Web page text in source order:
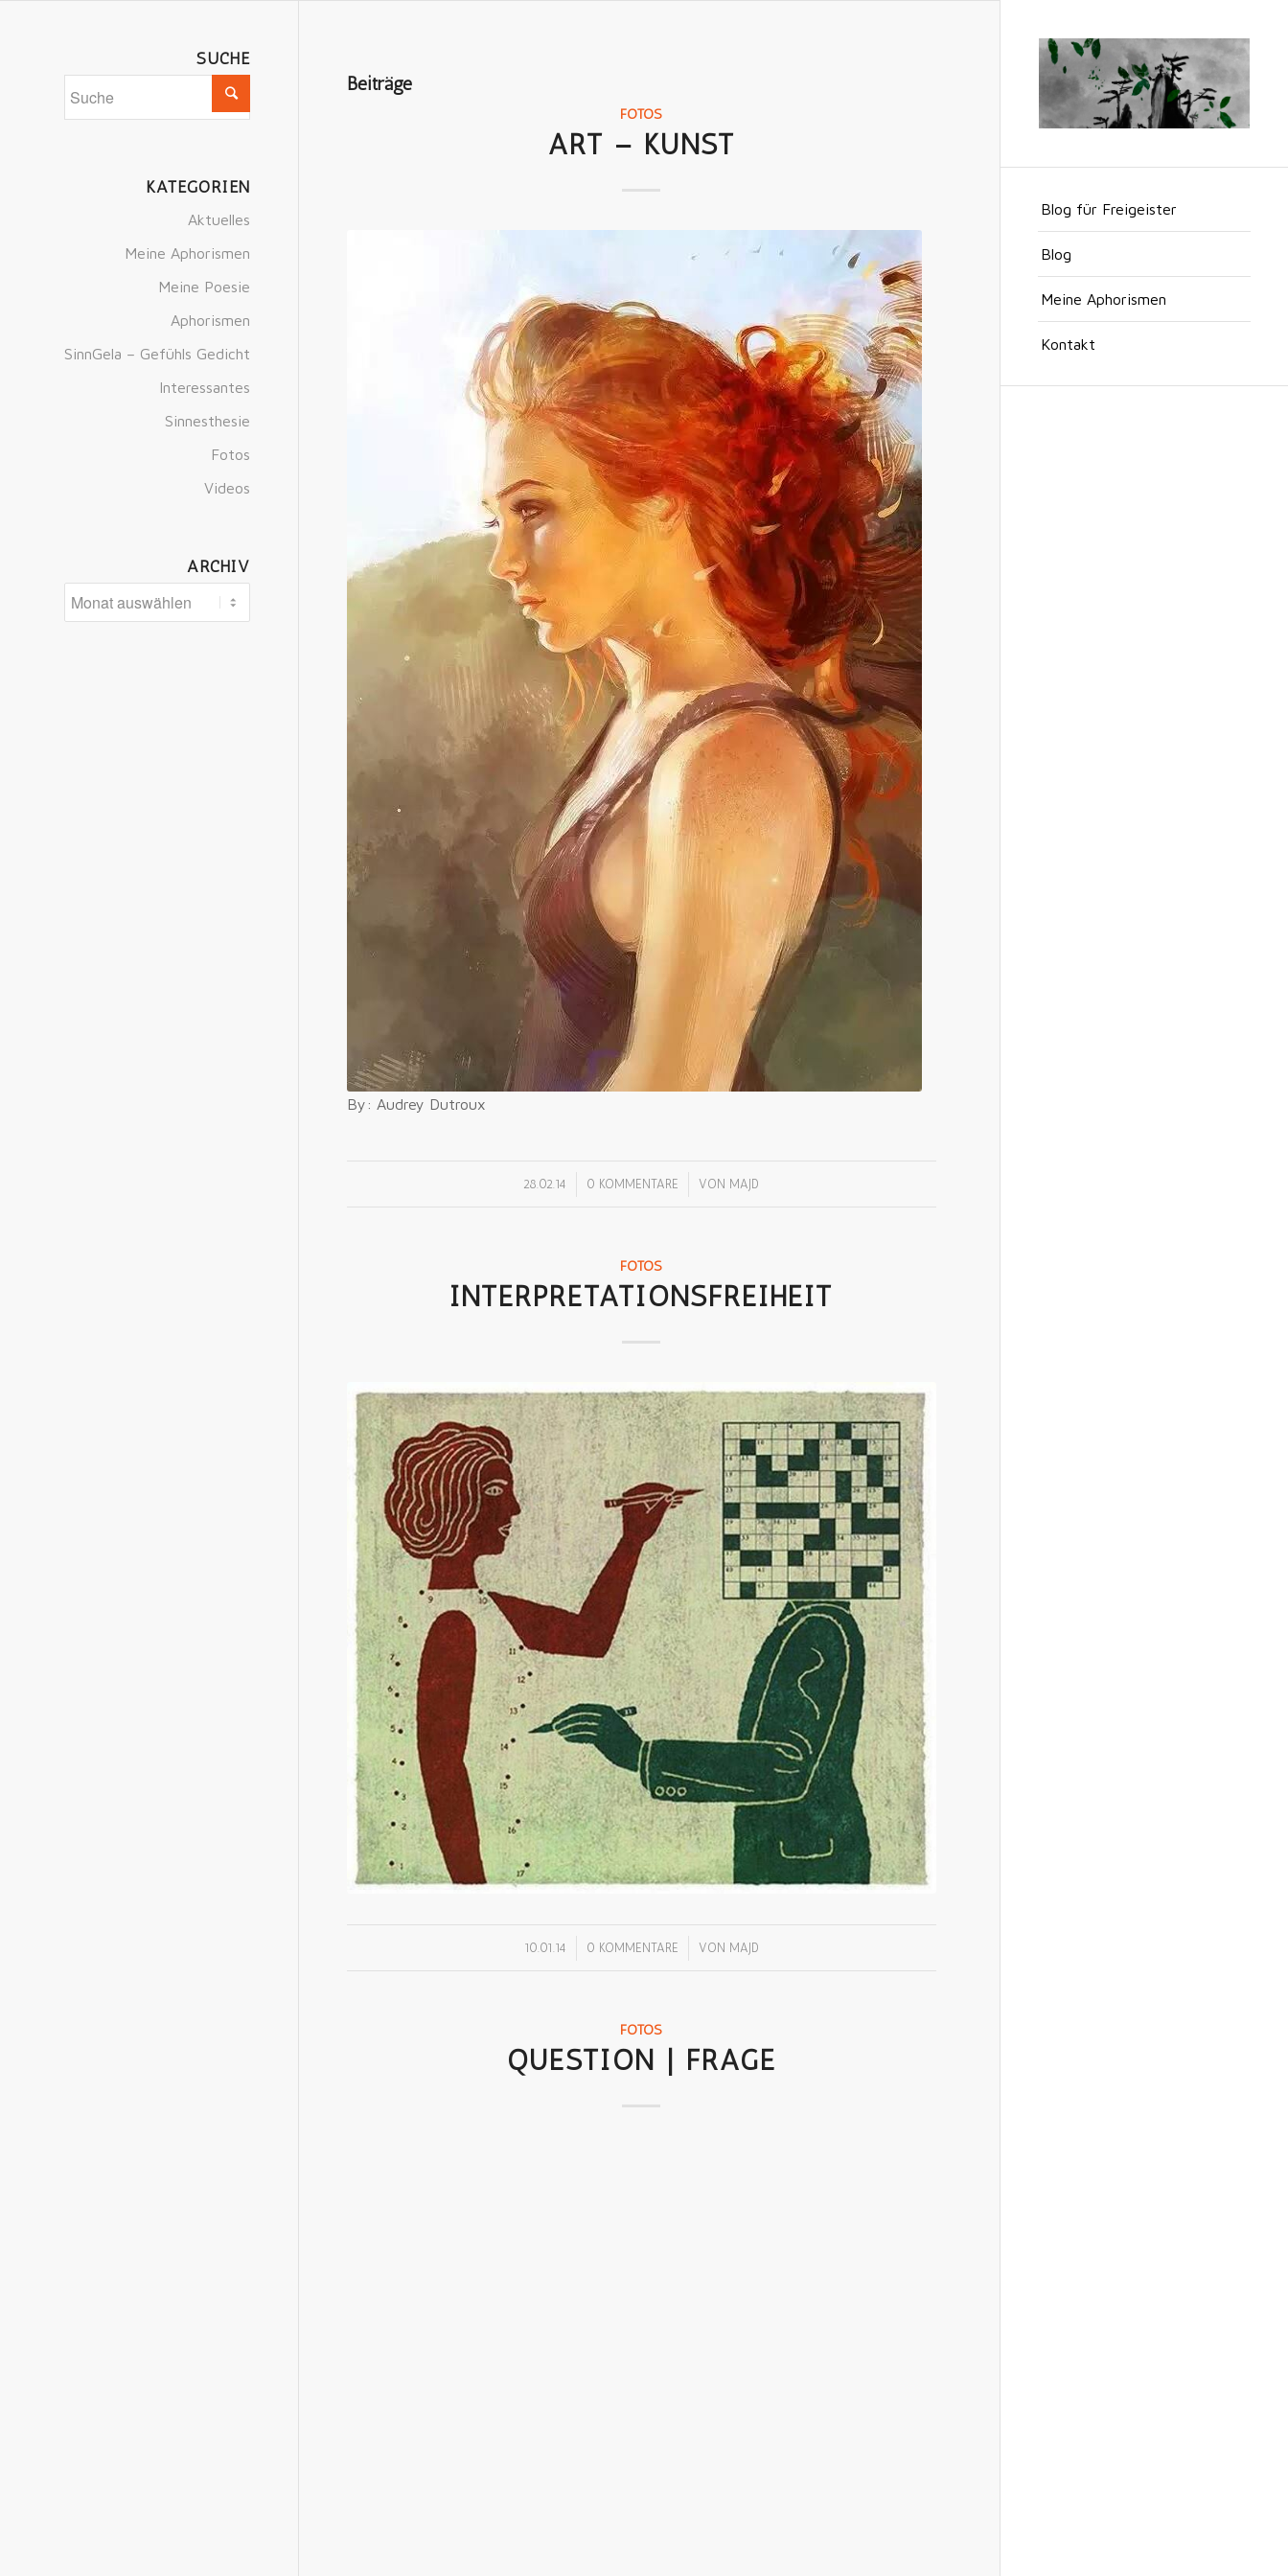
Blog für Freigeister
Blog
Meine Aphorismen
Kontakt
Beiträge
FOTOS
ART – KUNST
By: Audrey Dutroux
28.02.14 0 KOMMENTARE
/ VON MAJD
FOTOS
INTERPRETATIONSFREIHEIT
10.01.14 0 KOMMENTARE
/ VON MAJD
FOTOS
QUESTION | FRAGE
SUCHE
KATEGORIEN
Aktuelles
Meine Aphorismen
Meine Poesie
Aphorismen
SinnGela – Gefühls Gedicht
Interessantes
Sinnesthesie
Fotos
Videos
ARCHIV